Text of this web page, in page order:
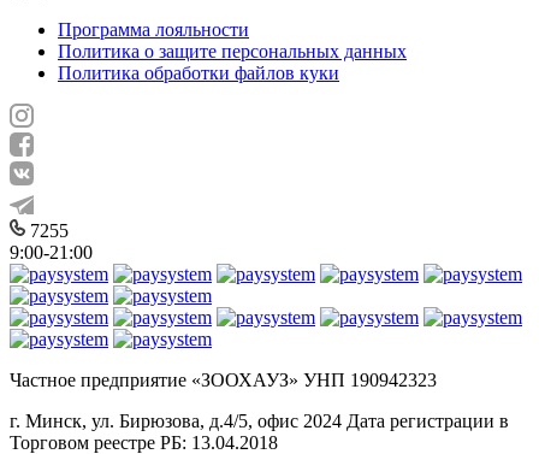
Программа лояльности
Политика о защите персональных данных
Политика обработки файлов куки
7255
9:00-21:00
Частное предприятие «ЗООХАУЗ» УНП 190942323
г. Минск, ул. Бирюзова, д.4/5, офис 2024 Дата регистрации в
Торговом реестре РБ: 13.04.2018